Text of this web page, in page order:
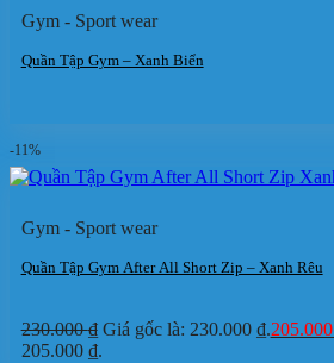
Gym - Sport wear
Quần Tập Gym – Xanh Biển
-11%
Gym - Sport wear
Quần Tập Gym After All Short Zip – Xanh Rêu
230.000₫ Giá gốc là: 230.000 ₫.205.000
205.000 ₫.